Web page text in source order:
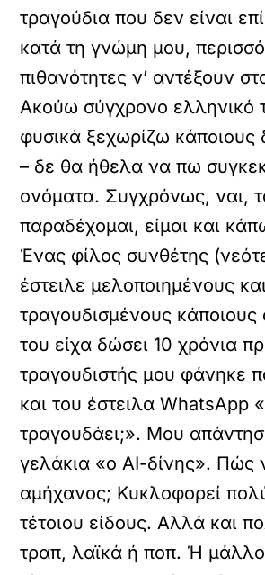
τραγούδια που δεν είναι
κατά τη γνώμη μου,
πιθανότητες ν’ αντέξουν
Ακούω σύγχρονο ελληνικό
φυσικά ξεχωρίζω κάποιους
– δε θα ήθελα να πω
ονόματα. Συγχρόνως, ναι,
παραδέχομαι, είμαι και
Ένας φίλος συνθέτης
έστειλε μελοποιημένους
τραγουδισμένους κάποιους
του είχα δώσει 10 χρόνια
τραγουδιστής μου φάνηκε
και του έστειλα WhatsApp
τραγουδάει;». Μου
γελάκια «ο ΑΙ-δίνης». Πώς
αμήχανος; Κυκλοφορεί
τέτοιου είδους. Αλλά και
τραπ, λαϊκά ή ποπ. Ή